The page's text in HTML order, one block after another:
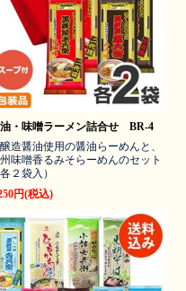
・味噌ラーメン詰合せ BR-4
造醤油使用の醤油らーめんと、
味噌香るみそらーめんのセット
各２袋入）
円(税込)